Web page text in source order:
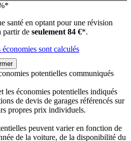
santé en optant pour une révision
partir de seulement 84 €*.
sont calculés
potentielles communiqués
les économies potentielles indiqués
de devis de garages référencés sur
propres prix individuels.
peuvent varier en fonction de
de la voiture, de la disponibilité du